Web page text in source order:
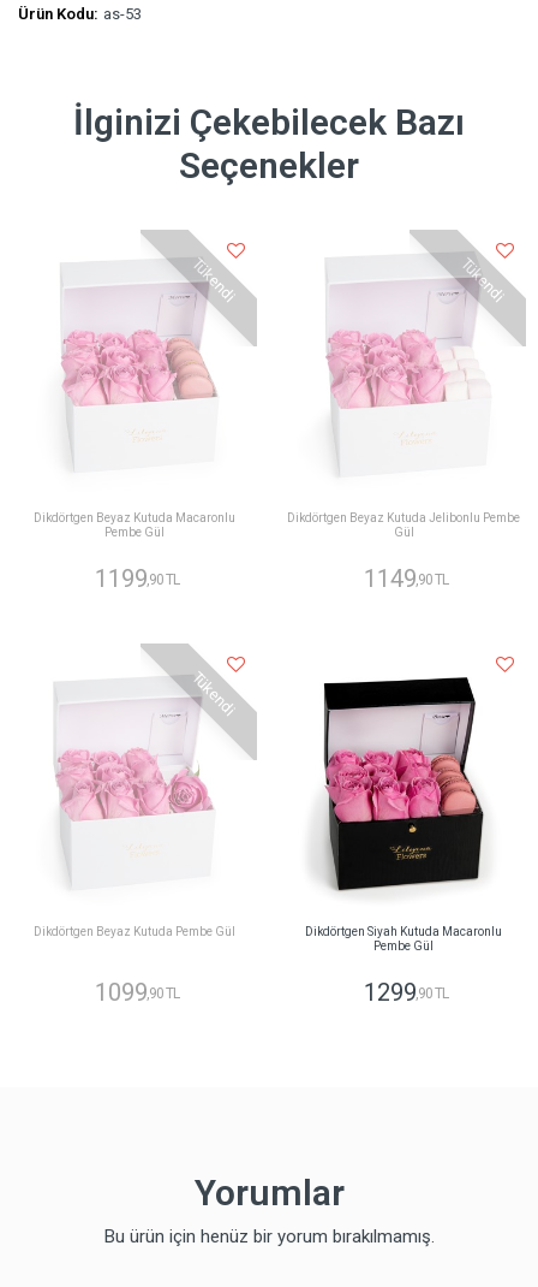
Ürün Kodu: as-53
İlginizi Çekebilecek Bazı
Seçenekler
Tükendi
Dikdörtgen Beyaz Kutuda Macaronlu
Pembe Gül
1199,90 TL
Tükendi
Dikdörtgen Beyaz Kutuda Jelibonlu Pembe
Gül
1149,90 TL
Tükendi
Dikdörtgen Beyaz Kutuda Pembe Gül
1099,90 TL
Dikdörtgen Siyah Kutuda Macaronlu
Pembe Gül
1299,90 TL
Yorumlar
Bu ürün için henüz bir yorum bırakılmamış.